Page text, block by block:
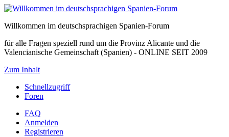
Willkommen im deutschsprachigen Spanien-Forum
für alle Fragen speziell rund um die Provinz Alicante und die
Valencianische Gemeinschaft (Spanien) - ONLINE SEIT 2009
Zum Inhalt
Schnellzugriff
Foren
FAQ
Anmelden
Registrieren